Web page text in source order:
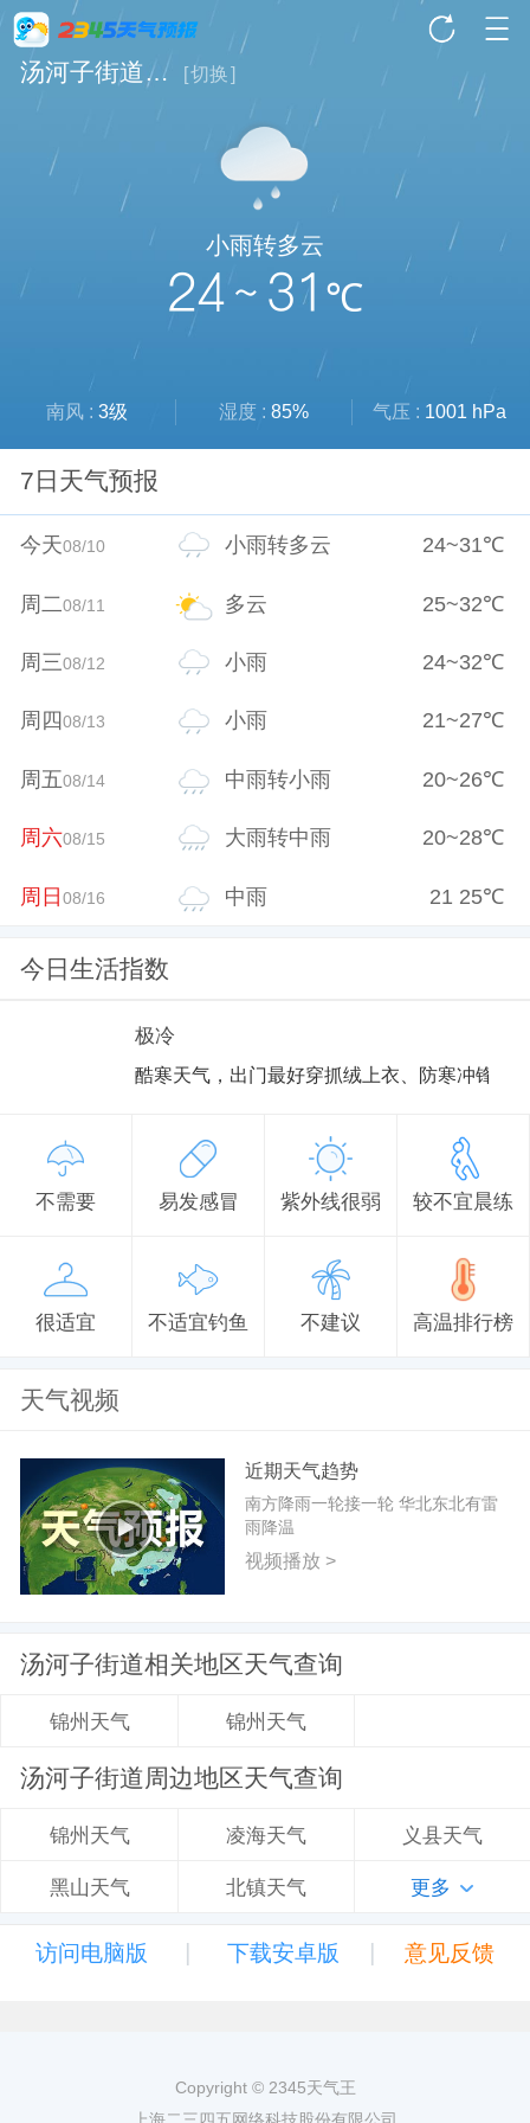
汤河子街道天气 [切换]
小雨转多云
24 ~ 31 ℃
南风 :3级 湿度 : 85% 气压 : 1001 hPa
7日天气预报
今天08/10 小雨转多云 24~31℃
周二08/11 多云 25~32℃
周三08/12 小雨 24~32℃
周四08/13 小雨 21~27℃
周五08/14 中雨转小雨 20~26℃
周六08/15 大雨转中雨 20~28℃
周日08/16 中雨 21 25℃
今日生活指数
极冷
酷寒天气，出门最好穿抓绒上衣、防寒冲锋衣
不需要 易发感冒 紫外线很弱 较不宜晨练
很适宜 不适宜钓鱼 不建议 高温排行榜
天气视频
近期天气趋势
南方降雨一轮接一轮 华北东北有雷
雨降温
视频播放 >
汤河子街道相关地区天气查询
锦州天气 锦州天气
汤河子街道周边地区天气查询
锦州天气 凌海天气 义县天气
黑山天气 北镇天气 更多
访问电脑版 | 下载安卓版 | 意见反馈
Copyright © 2345天气王